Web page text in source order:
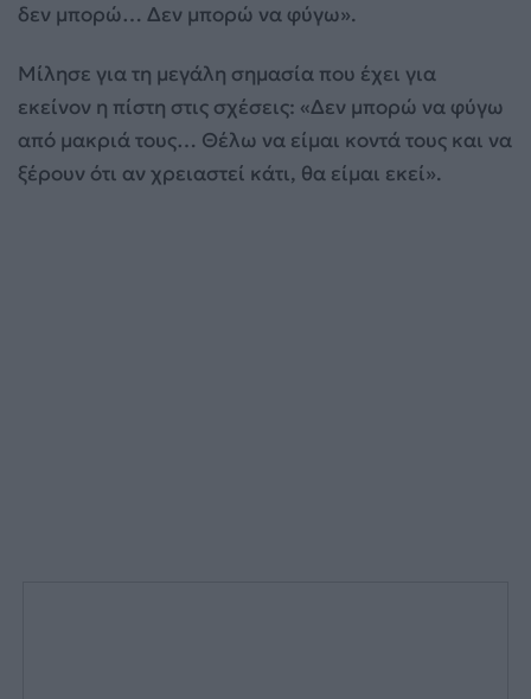
δεν μπορώ… Δεν μπορώ να φύγω».
Μίλησε για τη μεγάλη σημασία που έχει για
εκείνον η πίστη στις σχέσεις: «Δεν μπορώ να φύγω
από μακριά τους… Θέλω να είμαι κοντά τους και να
ξέρουν ότι αν χρειαστεί κάτι, θα είμαι εκεί».